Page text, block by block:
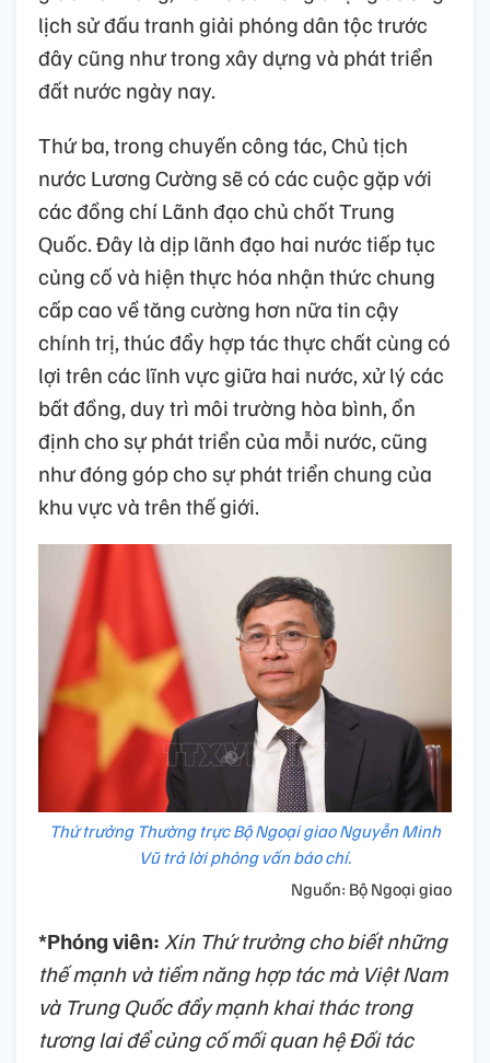
lịch sử đấu tranh giải phóng dân tộc trước
đây cũng như trong xây dựng và phát triển
đất nước ngày nay.
Thứ ba, trong chuyến công tác, Chủ tịch
nước Lương Cường sẽ có các cuộc gặp với
các đồng chí Lãnh đạo chủ chốt Trung
Quốc. Đây là dịp lãnh đạo hai nước tiếp tục
củng cố và hiện thực hóa nhận thức chung
cấp cao về tăng cường hơn nữa tin cậy
chính trị, thúc đẩy hợp tác thực chất cùng có
lợi trên các lĩnh vực giữa hai nước, xử lý các
bất đồng, duy trì môi trường hòa bình, ổn
định cho sự phát triển của mỗi nước, cũng
như đóng góp cho sự phát triển chung của
khu vực và trên thế giới.
Thứ trưởng Thường trực Bộ Ngoại giao Nguyễn Minh
Vũ trả lời phỏng vấn báo chí.
Nguồn: Bộ Ngoại giao
*Phóng viên:Xin Thứ trưởng cho biết những
thế mạnh và tiềm năng hợp tác mà Việt Nam
và Trung Quốc đẩy mạnh khai thác trong
tương lai để củng cố mối quan hệ Đối tác